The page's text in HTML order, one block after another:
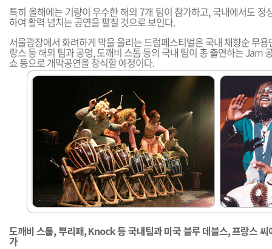
특히 올해에는 기량이 우수한 해외 7개 팀이 참가하고, 국내에서도 정
하여 활력 넘치는 공연을 펼칠 것으로 보인다.
서울광장에서 화려하게 막을 올리는 드럼페스티벌은 국내 채향순 무용
랑스 등 해외 팀과 공명, 도깨비 스톰 등의 국내 팀이 총 출연하는 Jam
쇼 등으로 개막공연을 장식할 예정이다.
도깨비 스톰, 뿌리패, Knock 등 국내팀과 미국 블루 데블스, 프랑스 씨
가